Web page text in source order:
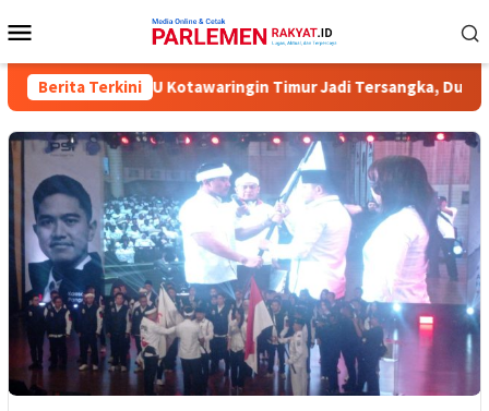
ke
Mobile
Berita TerkiniKPU Kotawaringin Timur Jadi Tersangka, Dugaan